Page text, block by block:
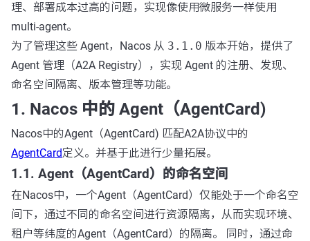
理、部署成本过高的问题，实现像使用微服务一样使用
multi-agent。
为了管理这些 Agent，Nacos 从 3.1.0 版本开始，提供了
Agent 管理（A2A Registry），实现 Agent 的注册、发现、
命名空间隔离、版本管理等功能。
1. Nacos 中的 Agent（AgentCard)
Nacos中的Agent（AgentCard) 匹配A2A协议中的
AgentCard定义。并基于此进行少量拓展。
1.1. Agent（AgentCard）的命名空间
在Nacos中，一个Agent（AgentCard）仅能处于一个命名空
间下，通过不同的命名空间进行资源隔离，从而实现环境、
租户等纬度的Agent（AgentCard）的隔离。 同时，通过命